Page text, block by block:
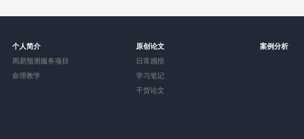
个人简介
周易预测服务项目
命理教学
原创论文
日常感悟
学习笔记
干货论文
案例分析